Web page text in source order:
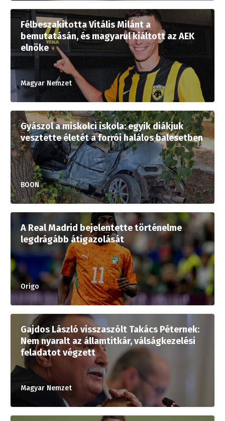
Félbeszakította Vitális Milánt a
bemutatásán, és magyarul kiáltott az AEK
elnöke
Magyar Nemzet
Gyászol a miskolci iskola: egyik diákjuk
vesztette életét a forrói halálos balesetben
BOON
A Real Madrid bejelentette történelme
legdrágább átigazolását
Origo
Gajdos László visszaszólt Takács Péternek:
Nem nyaralt az államtitkár, válságkezelési
feladatot végzett
Magyar Nemzet